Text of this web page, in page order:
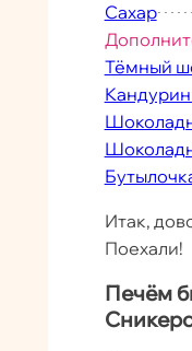
Сахар
Тёмный
Итак,
Поехали!
Печём